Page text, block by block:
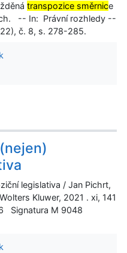
transpozice směrnice
-- In: Právní rozhledy --
č. 8, s. 278-285.
legislativa / Jan Pichrt,
Kluwer, 2021 . xi, 141
Signatura M 9048